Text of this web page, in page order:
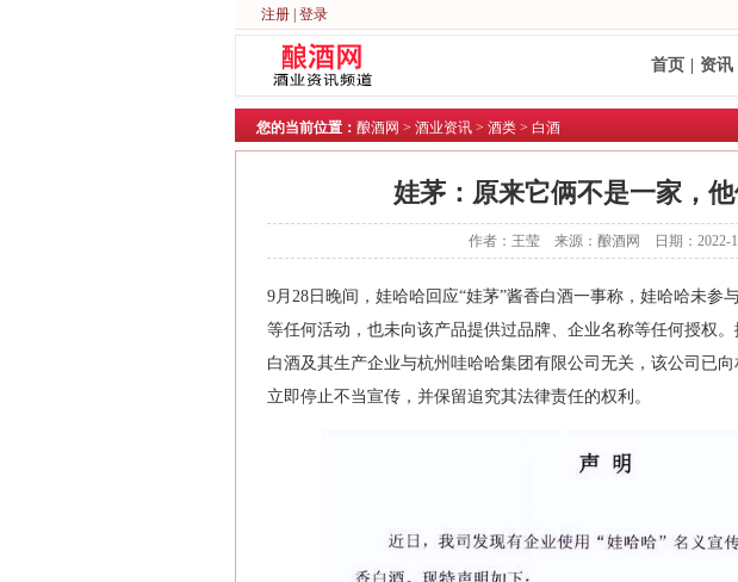
注册 登录
首页 资讯
您的当前位置： 酿酒网 > 酒业资讯 > 酒类 > 白酒
娃茅：原来它俩不是一家，
作者：王莹 来源：酿酒网 日期：2022-
9月28日晚间，娃哈哈回应“娃茅”酱香白酒一事称，娃哈哈未参
等任何活动，也未向该产品提供过品牌、企业名称等任何授权
白酒及其生产企业与杭州哇哈哈集团有限公司无关，该公司已
立即停止不当宣传，并保留追究其法律责任的权利。